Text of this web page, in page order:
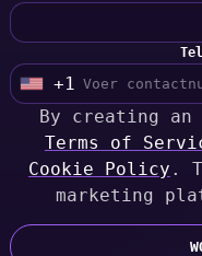
U
t
d
+1
By creating an
Terms of
Cookie Policy .
marketing